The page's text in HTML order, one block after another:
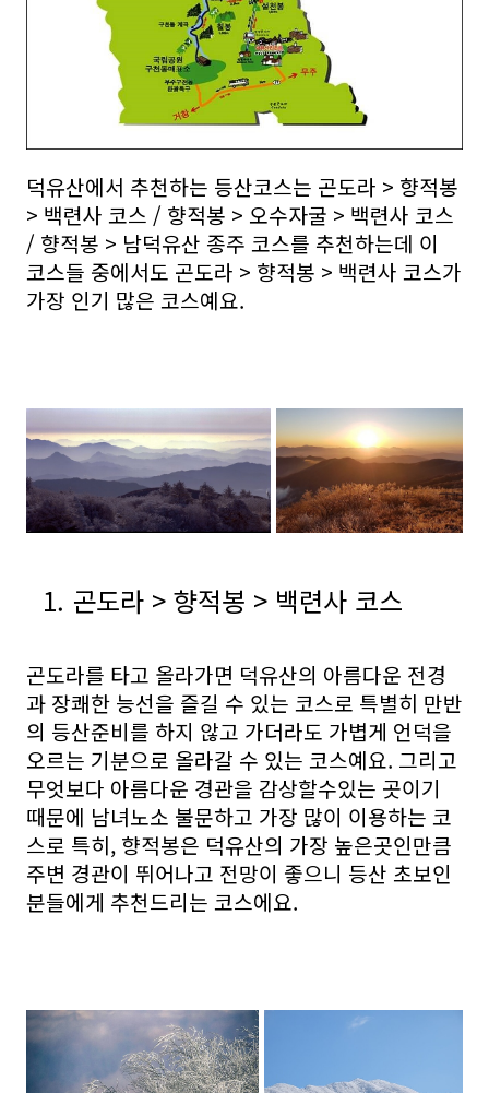
덕유산에서 추천하는 등산코스는 곤도라 > 향적봉
> 백련사 코스 / 향적봉 > 오수자굴 > 백련사 코스
/ 향적봉 > 남덕유산 종주 코스를 추천하는데 이
코스들 중에서도 곤도라 > 향적봉 > 백련사 코스가
가장 인기 많은 코스예요.
1. 곤도라 > 향적봉 > 백련사 코스
곤도라를 타고 올라가면 덕유산의 아름다운 전경
과 장쾌한 능선을 즐길 수 있는 코스로 특별히 만반
의 등산준비를 하지 않고 가더라도 가볍게 언덕을
오르는 기분으로 올라갈 수 있는 코스예요. 그리고
무엇보다 아름다운 경관을 감상할수있는 곳이기
때문에 남녀노소 불문하고 가장 많이 이용하는 코
스로 특히, 향적봉은 덕유산의 가장 높은곳인만큼
주변 경관이 뛰어나고 전망이 좋으니 등산 초보인
분들에게 추천드리는 코스에요.